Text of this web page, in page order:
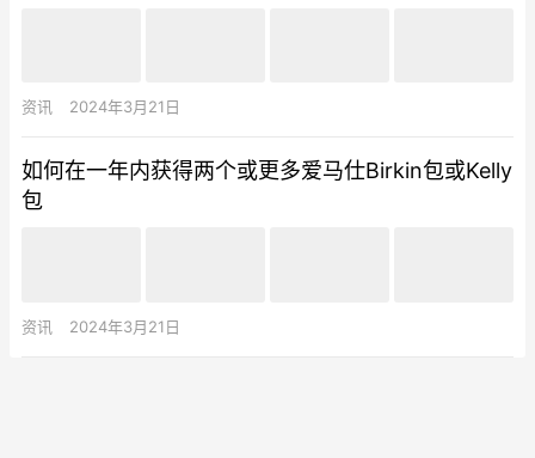
资讯 2024年3月21日
如何在一年内获得两个或更多爱马仕Birkin包或Kelly
包
资讯 2024年3月21日